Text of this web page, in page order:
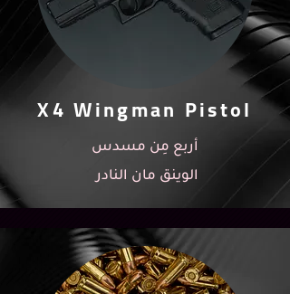
X4 Wingman Pistol
أربع مِن مسدس
الوينق مان النادر